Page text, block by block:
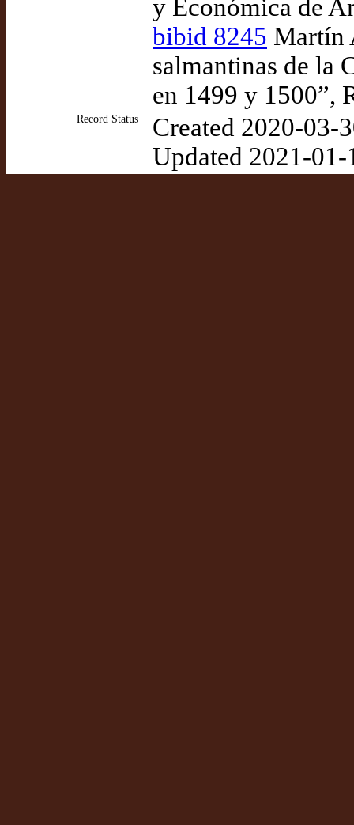
y Económica de
bibid 8245 Martín
salmantinas de la
en 1499 y 1500”,
Record Status
Created 2020-03-
Updated 2021-01-